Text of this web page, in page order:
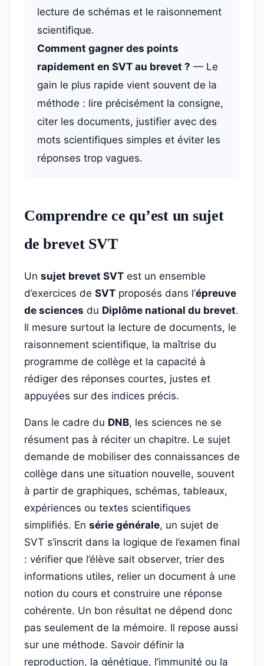
lecture de schémas et le raisonnement
scientifique.
Comment gagner des points
rapidement en SVT au brevet ? — Le
gain le plus rapide vient souvent de la
méthode : lire précisément la consigne,
citer les documents, justifier avec des
mots scientifiques simples et éviter les
réponses trop vagues.
Comprendre ce qu’est un sujet
de brevet SVT
Un sujet brevet SVT est un ensemble
d’exercices de SVT proposés dans l’épreuve
de sciences du Diplôme national du brevet.
Il mesure surtout la lecture de documents, le
raisonnement scientifique, la maîtrise du
programme de collège et la capacité à
rédiger des réponses courtes, justes et
appuyées sur des indices précis.
Dans le cadre du DNB, les sciences ne se
résument pas à réciter un chapitre. Le sujet
demande de mobiliser des connaissances de
collège dans une situation nouvelle, souvent
à partir de graphiques, schémas, tableaux,
expériences ou textes scientifiques
simplifiés. En série générale, un sujet de
SVT s’inscrit dans la logique de l’examen final
: vérifier que l’élève sait observer, trier des
informations utiles, relier un document à une
notion du cours et construire une réponse
cohérente. Un bon résultat ne dépend donc
pas seulement de la mémoire. Il repose aussi
sur une méthode. Savoir définir la
reproduction, la génétique, l’immunité ou la